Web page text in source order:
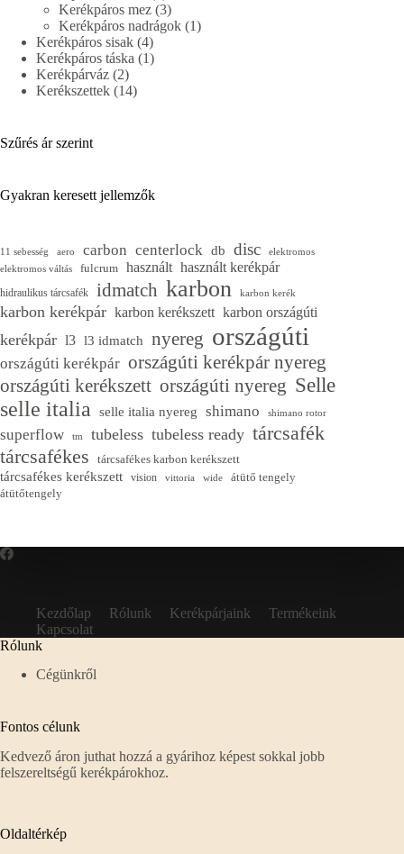
termék
Kerékpáros mez 33
termék
Kerékpáros nadrágok 11
Kerékpáros sisak 44
termék
Kerékpáros táska 11
Kerékpárváz 22
termék
Kerékszettek 1414
Szűrés ár szerint
Gyakran keresett jellemzők
11 sebesség aero carbon centerlock db disc
elektromos
elektromos váltás
fulcrum használt használt kerékpár
hidraulikus tárcsafék idmatch karbon karbon kerék
karbon kerékpár karbon kerékszett karbon országúti
kerékpár l3 l3 idmatch nyereg országúti
országúti kerékpár országúti kerékpár nyereg
országúti kerékszett országúti nyereg Selle
selle italia selle italia nyereg shimano shimano rotor
superflow tm tubeless tubeless ready tárcsafék
tárcsafékes
tárcsafékes karbon kerékszett
tárcsafékes kerékszett vision vittoria wide
átütő tengely
átütőtengely
Kezdőlap Rólunk Kerékpárjaink
Termékeink
Kapcsolat
Rólunk
Cégünkről
Fontos célunk
Kedvező áron juthat hozzá a gyárihoz képest sokkal jobb
felszereltségű kerékpárokhoz.
Oldaltérkép